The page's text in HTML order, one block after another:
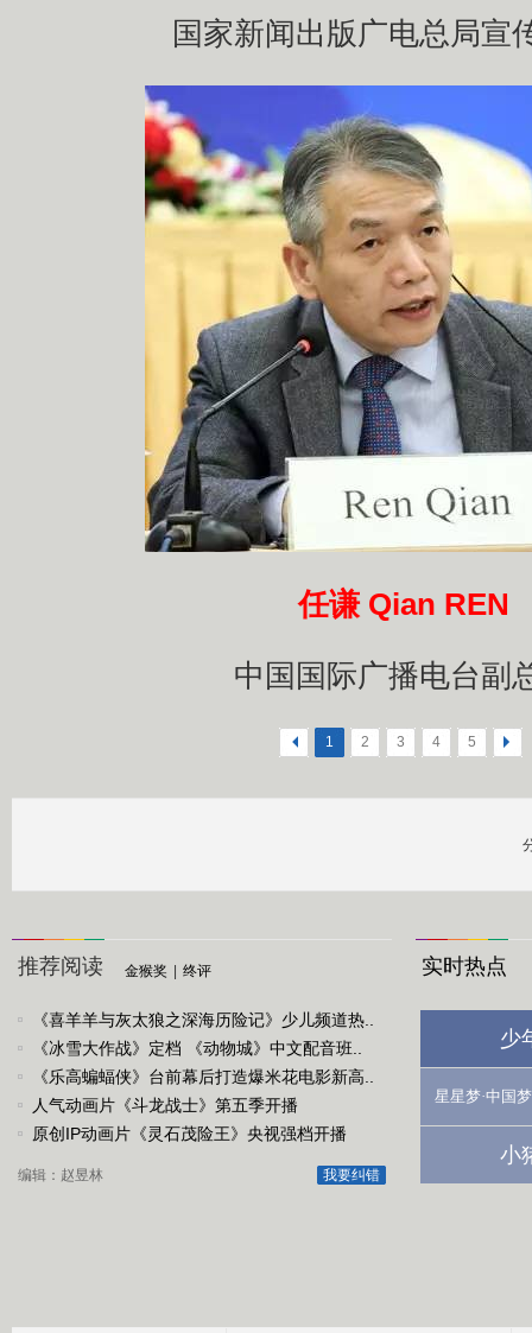
国家新闻出版广电总局宣
任谦 Qian REN
中国国际广播电台副
< 1 2 3 4 5 >
推荐阅读 金猴奖 终评
《喜羊羊与灰太狼之深海历险记》少儿频道热..
《冰雪大作战》定档 《动物城》中文配音班..
《乐高蝙蝠侠》台前幕后打造爆米花电影新高..
人气动画片《斗龙战士》第五季开播
原创IP动画片《灵石茂险王》央视强档开播
我要纠错
编辑：赵昱林
实时热点
少
星星梦·中国梦
小